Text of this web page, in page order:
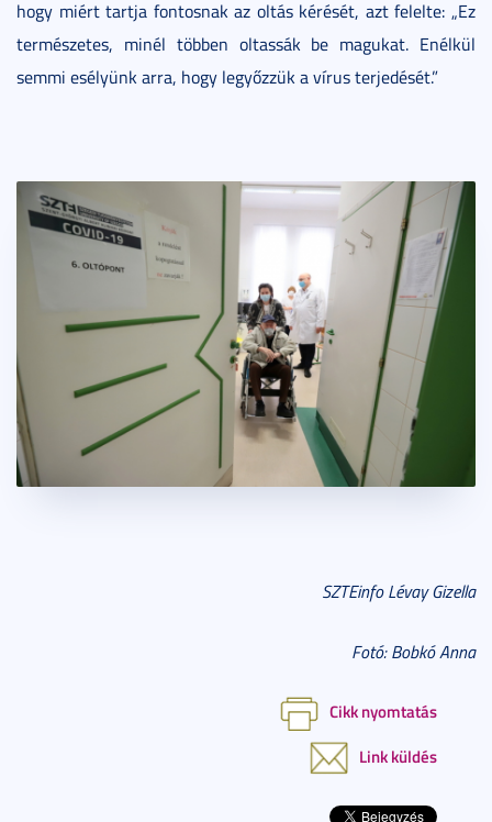
hogy miért tartja fontosnak az oltás kérését, azt felelte: „Ez
természetes, minél többen oltassák be magukat. Enélkül
semmi esélyünk arra, hogy legyőzzük a vírus terjedését.”
SZTEinfo Lévay Gizella
Fotó: Bobkó Anna
Cikk nyomtatás
Link küldés